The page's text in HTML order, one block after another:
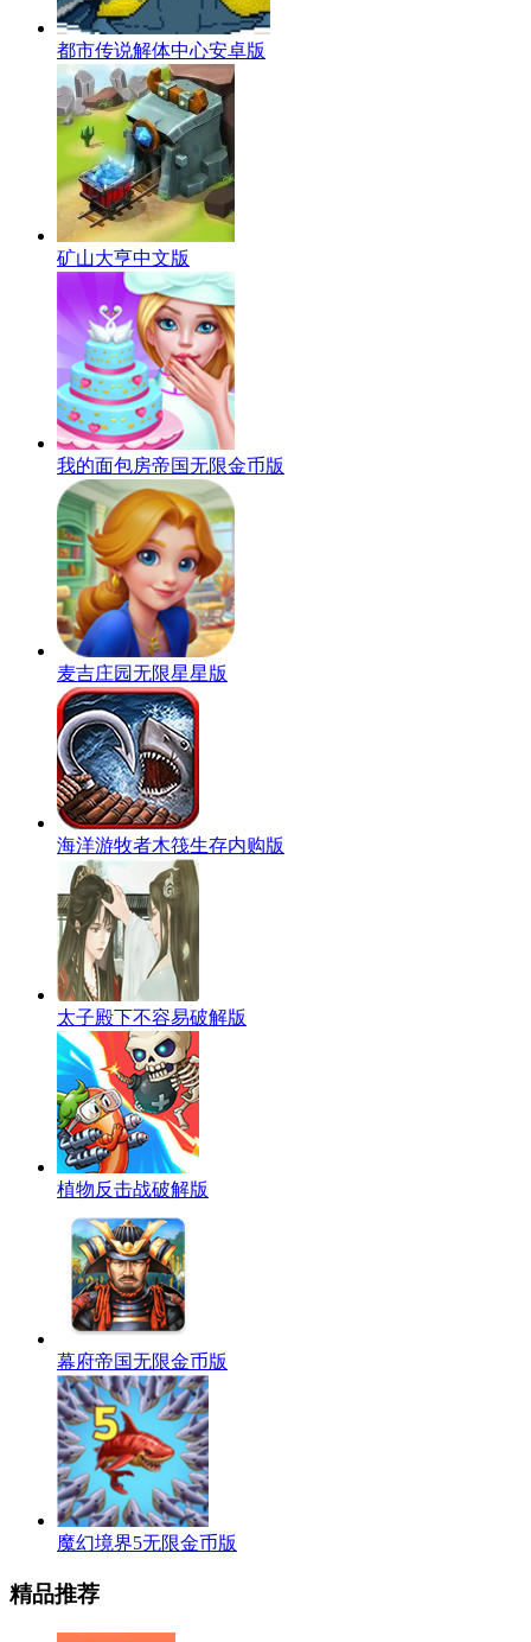
都市传说解体中心安卓版
矿山大亨中文版
我的面包房帝国无限金币版
麦吉庄园无限星星版
海洋游牧者木筏生存内购版
太子殿下不容易破解版
植物反击战破解版
幕府帝国无限金币版
魔幻境界5无限金币版
精品推荐